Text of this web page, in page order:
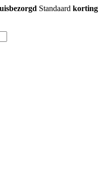
Standaard korting